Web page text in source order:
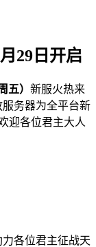
29日开启
五） 新服火热来
务器为全平台新
迎各位君主大人
力各位君主征战天